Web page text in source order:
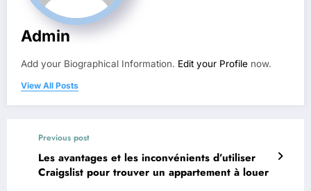
Admin
Add your Biographical Information. Edit your Profile now.
View All Posts
Previous post
Les avantages et les inconvénients d’utiliser
Craigslist pour trouver un appartement à louer